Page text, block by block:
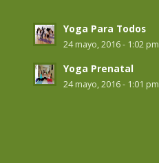
Yoga Para Todos
24 mayo, 2016 - 1:02 pm
Yoga Prenatal
24 mayo, 2016 - 1:01 pm